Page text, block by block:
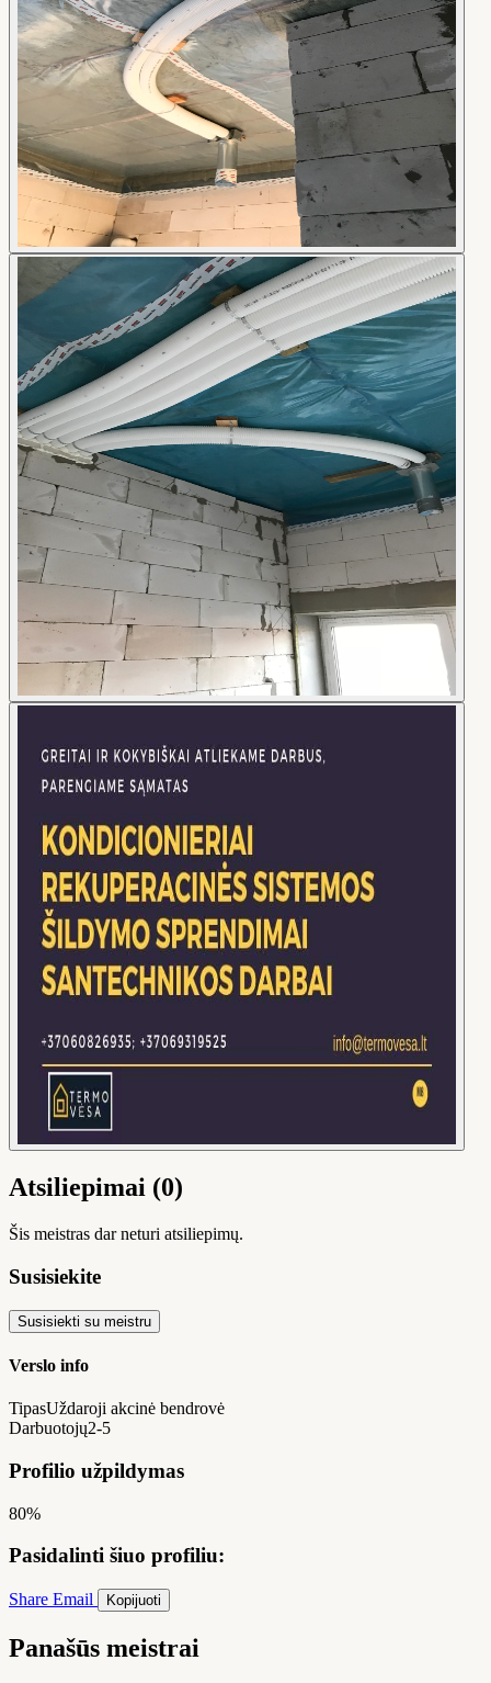
Atsiliepimai (0)
Šis meistras dar neturi atsiliepimų.
Susisiekite
Susisiekti su meistru
Verslo info
TipasUždaroji akcinė bendrovė
Darbuotojų2-5
Profilio užpildymas
80%
Pasidalinti šiuo profiliu:
Share Email Kopijuoti
Panašūs meistrai